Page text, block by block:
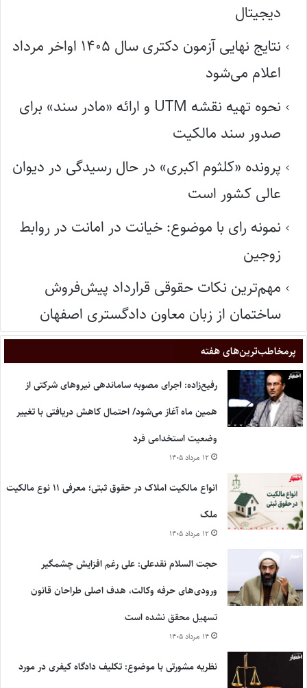
دیجیتال
نتایج نهایی آزمون دکتری سال ۱۴۰۵ اواخر مرداد
اعلام می‌شود
نحوه تهیه نقشه UTM و ارائه «مادر سند» برای
صدور سند مالکیت
پرونده «کلثوم اکبری» در حال رسیدگی در دیوان
عالی کشور است
نمونه رای با موضوع: خیانت در امانت در روابط
زوجین
مهم‌ترین نکات حقوقی قرارداد پیش‌فروش
ساختمان از زبان معاون دادگستری اصفهان
پر‌مخاطب‌ترین‌های هفته
رفیع‌زاده: اجرای مصوبه ساماندهی نیروهای شرکتی از
همین ماه آغاز می‌شود/ احتمال کاهش دریافتی با تغییر
وضعیت استخدامی فرد
۱۲ مرداد ۱۴۰۵
انواع مالکیت املاک در حقوق ثبتی؛ معرفی ۱۱ نوع مالکیت
ملک
۱۲ مرداد ۱۴۰۵
حجت السلام نقدعلی: علی رغم افزایش چشمگیر
ورودی‌های حرفه وکالت، هدف اصلی طراحان قانون
تسهیل محقق نشده است
۱۴ مرداد ۱۴۰۵
نظریه مشورتی با موضوع: تکلیف دادگاه کیفری در مورد